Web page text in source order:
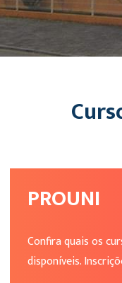
PROUNI
Confira quais os
disponíveis.